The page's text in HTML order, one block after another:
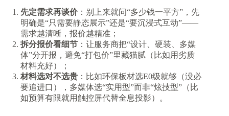
先定需求再谈价：别上来就问“多少钱一平方”，先
明确是“只需要静态展示”还是“要沉浸式互动”——
需求越清晰，报价越精准；
拆分报价看细节 ：让服务商把“设计、硬装、多媒
体”分开报，避免“打包价”里藏猫腻（比如用劣质
材料充好）；
材料选对不选贵 ：比如环保板材选E0级就够（没必
要追进口），多媒体选“实用型”而非“炫技型”（比
如预算有限就用触控屏代替全息投影）。